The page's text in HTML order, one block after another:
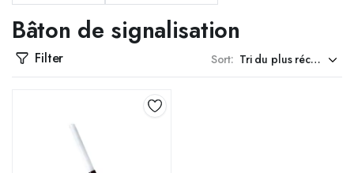
Bâton de signalisation
Filter Sort: